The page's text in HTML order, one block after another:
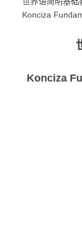
Konciza
Konciza